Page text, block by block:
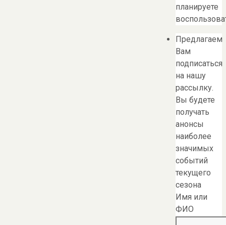
планируете
Предлагаем
Вам
подписаться
на нашу
рассылку.
Вы будете
получать
анонсы
наиболее
значимых
событий
текущего
сезона
Имя или
ФИО